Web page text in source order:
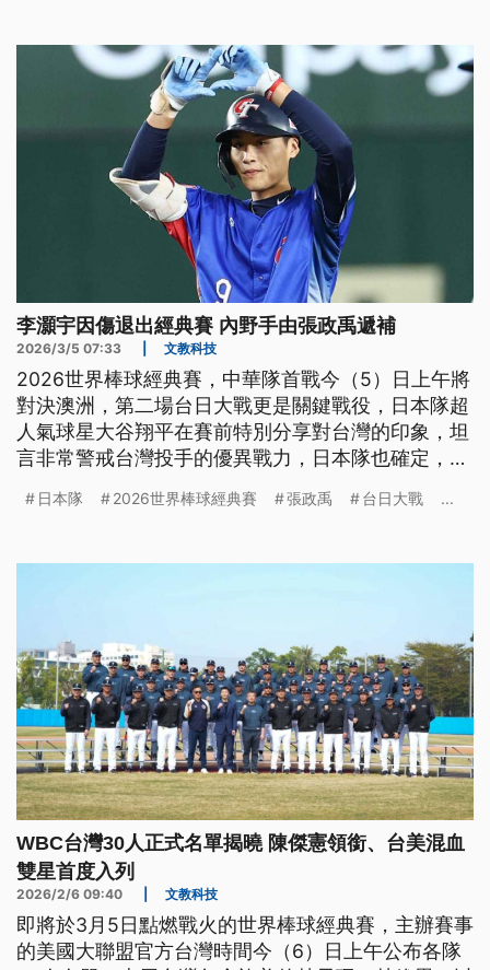
李灝宇因傷退出經典賽 內野手由張政禹遞補
2026/3/5 07:33 文教科技
2026世界棒球經典賽，中華隊首戰今（5）日上午將
對決澳洲，第二場台日大戰更是關鍵戰役，日本隊超
人氣球星大谷翔平在賽前特別分享對台灣的印象，坦
言非常警戒台灣投手的優異戰力，日本隊也確定，由
昨傳出身體不適，醫院MRI檢查後隊醫初步認為無
李灝宇因傷退出經典賽，因此內野手將由張政禹進行
日本隊 2026世界棒球經典賽 張政禹 台日大戰 ...
WBC台灣30人正式名單揭曉 陳傑憲領銜、台美混血
雙星首度入列
2026/2/6 09:40 文教科技
即將於3月5日點燃戰火的世界棒球經典賽，主辦賽事
的美國大聯盟官方台灣時間今（6）日上午公布各隊